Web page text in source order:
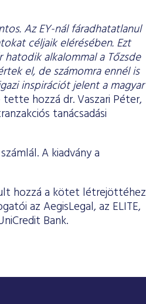
Az EY-nál fáradhatatlanul
céljaik elérésében. Ezt
alkalommal a Tőzsde
el, de számomra ennél is
inspirációt jelent a magyar
tette hozzá dr. Vaszari Péter,
tanácsadási
A kiadvány a
hozzá a kötet létrejöttéhez
az AegisLegal, az ELITE,
Bank.